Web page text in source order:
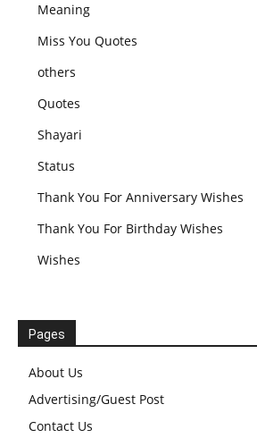
Meaning
Miss You Quotes
others
Quotes
Shayari
Status
Thank You For Anniversary Wishes
Thank You For Birthday Wishes
Wishes
Pages
About Us
Advertising/Guest Post
Contact Us